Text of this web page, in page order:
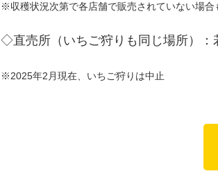
※収穫状況次第で各店舗で販売されていない場合
◇直売所（いちご狩りも同じ場所）：
※2025年2月現在、いちご狩りは中止